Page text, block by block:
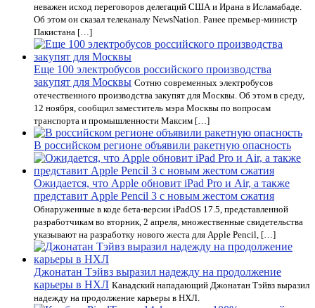
неважен исход переговоров делегаций США и Ирана в Исламабаде.
Об этом он сказал телеканалу NewsNation. Ранее премьер-министр
Пакистана […]
Еще 100 электробусов российского производства
закупят для Москвы Сотню современных электробусов
отечественного производства закупят для Москвы. Об этом в среду,
12 ноября, сообщил заместитель мэра Москвы по вопросам
транспорта и промышленности Максим […]
В российском регионе объявили ракетную опасность
Ожидается, что Apple обновит iPad Pro и Air, а также
представит Apple Pencil 3 с новым жестом сжатия
Обнаруженные в коде бета-версии iPadOS 17.5, представленной
разработчикам во вторник, 2 апреля, множественные свидетельства
указывают на разработку нового жеста для Apple Pencil, […]
Джонатан Тэйвз выразил надежду на продолжение
карьеры в НХЛ Канадский нападающий Джонатан Тэйвз выразил
надежду на продолжение карьеры в НХЛ.